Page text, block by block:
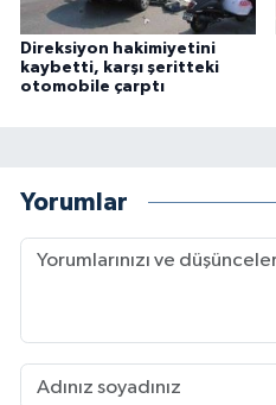
Direksiyon hakimiyetini
kaybetti, karşı şeritteki
otomobile çarptı
Yorumlar